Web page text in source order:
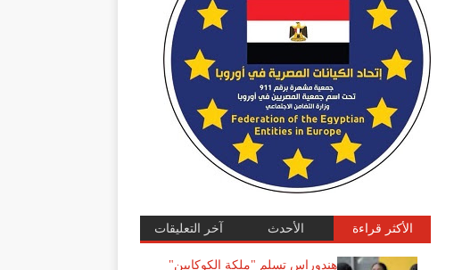
الأكثر قراءة الأحدث آخر التعليقات
هندوراس تسلم "ملكة الكوكايين"